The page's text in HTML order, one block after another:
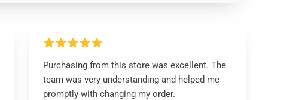
Purchasing from this store was excellent. The
team was very understanding and helped me
promptly with changing my order.